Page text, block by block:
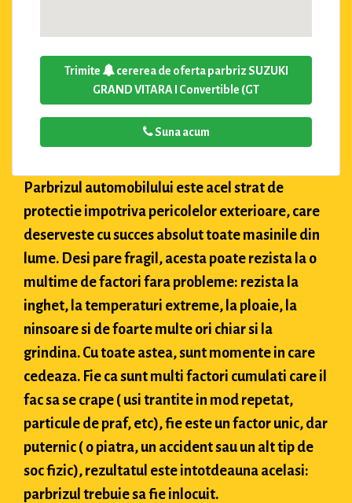
Trimite
cererea de oferta parbriz SUZUKI
GRAND VITARA I Convertible (GT
Suna acum
Parbrizul automobilului este acel strat de
protectie impotriva pericolelor exterioare, care
deserveste cu succes absolut toate masinile din
lume. Desi pare fragil, acesta poate rezista la o
multime de factori fara probleme: rezista la
inghet, la temperaturi extreme, la ploaie, la
ninsoare si de foarte multe ori chiar si la
grindina. Cu toate astea, sunt momente in care
cedeaza. Fie ca sunt multi factori cumulati care il
fac sa se crape ( usi trantite in mod repetat,
particule de praf, etc), fie este un factor unic, dar
puternic ( o piatra, un accident sau un alt tip de
soc fizic), rezultatul este intotdeauna acelasi:
parbrizul trebuie sa fie inlocuit.